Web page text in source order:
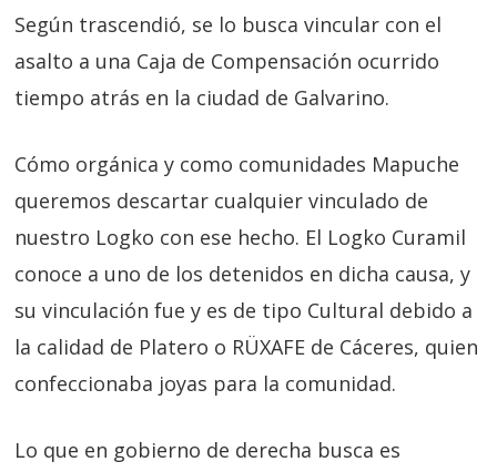
Según trascendió, se lo busca vincular con el
asalto a una Caja de Compensación ocurrido
tiempo atrás en la ciudad de Galvarino.
Cómo orgánica y como comunidades Mapuche
queremos descartar cualquier vinculado de
nuestro Logko con ese hecho. El Logko Curamil
conoce a uno de los detenidos en dicha causa, y
su vinculación fue y es de tipo Cultural debido a
la calidad de Platero o RÜXAFE de Cáceres, quien
confeccionaba joyas para la comunidad.
Lo que en gobierno de derecha busca es